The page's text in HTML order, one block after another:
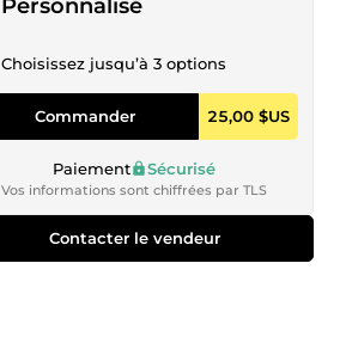
Personnalisé
Choisissez jusqu’à 3 options
Commander 25,00 $US
Paiement Sécurisé
Vos informations sont chiffrées par TLS
Contacter le vendeur